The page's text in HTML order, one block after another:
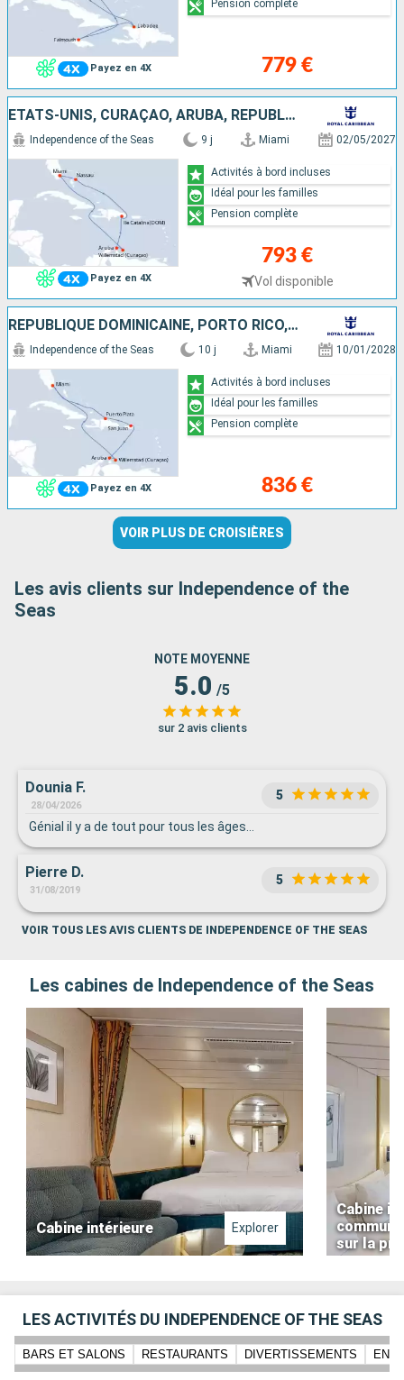
Payez en 4X 779 €
Pension complète
ÉTATS-UNIS, CURAÇAO, ARUBA, RÉPUBLIQUE DOMINICAINE, BAHAMAS
Payez en 4X
Independence of the Seas 9 j Miami 02/05/2027
793 €
Vol disponible
Activités à bord incluses
Idéal pour les familles
Pension complète
RÉPUBLIQUE DOMINICAINE, PORTO RICO, ARUBA, CURAÇAO, ÉTATS-UNIS
Payez en 4X
Independence of the Seas 10 j Miami 10/01/2028
836 €
Activités à bord incluses
Idéal pour les familles
Pension complète
VOIR PLUS DE CROISIÈRES
Les avis clients sur Independence of the
Seas
NOTE MOYENNE
5.0 /5
sur 2 avis clients
Dounia F.
28/04/2026
5
Génial il y a de tout pour tous les âges…
Pierre D.
31/08/2019
5
VOIR TOUS LES AVIS CLIENTS DE INDEPENDENCE OF THE SEAS
Les cabines de Independence of the Seas
Cabine intérieure Explorer
Cabine
sur la
LES ACTIVITÉS DU INDEPENDENCE OF THE SEAS
BARS ET SALONS RESTAURANTS DIVERTISSEMENTS